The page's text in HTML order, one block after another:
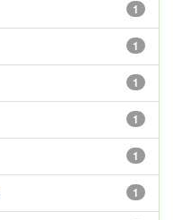
1
1
1
1
1
1